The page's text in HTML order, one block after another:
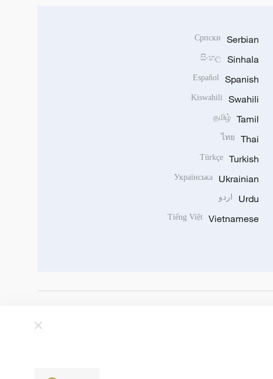
Serbian
Српски
Sinhala
සිංහල
Spanish
Español
Swahili
Kiswahili
Tamil
தமிழ்
Thai
ไทย
Turkish
Türkçe
Ukrainian
Українська
Urdu اردو
Vietnamese
Tiếng Việt